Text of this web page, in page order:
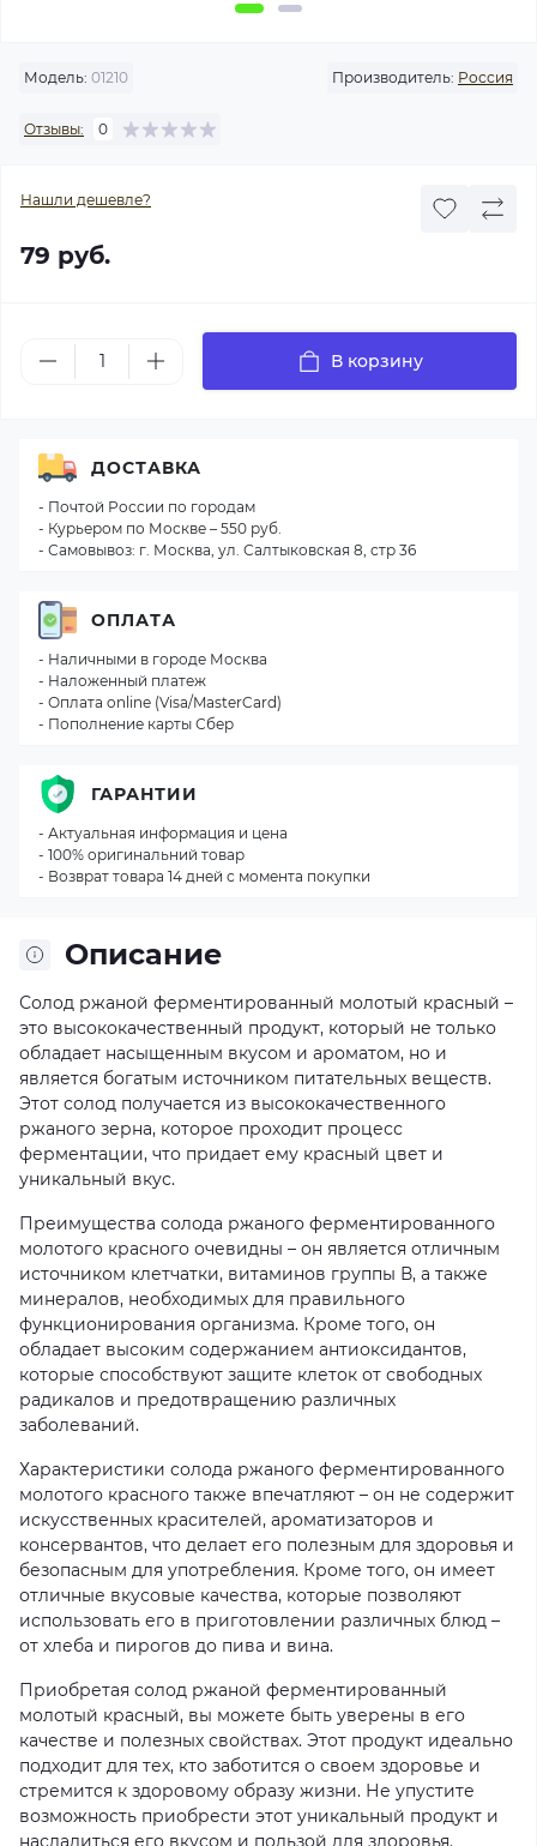
Модель: 01210 Производитель: Россия
Отзывы: 0
Нашли дешевле?
79 руб.
В корзину
Описание
Солод ржаной ферментированный молотый красный –
это высококачественный продукт, который не только
обладает насыщенным вкусом и ароматом, но и
является богатым источником питательных веществ.
Этот солод получается из высококачественного
ржаного зерна, которое проходит процесс
ферментации, что придает ему красный цвет и
уникальный вкус.
Преимущества солода ржаного ферментированного
молотого красного очевидны – он является отличным
источником клетчатки, витаминов группы В, а также
минералов, необходимых для правильного
функционирования организма. Кроме того, он
обладает высоким содержанием антиоксидантов,
которые способствуют защите клеток от свободных
радикалов и предотвращению различных
заболеваний.
Характеристики солода ржаного ферментированного
молотого красного также впечатляют – он не содержит
искусственных красителей, ароматизаторов и
консервантов, что делает его полезным для здоровья и
безопасным для употребления. Кроме того, он имеет
отличные вкусовые качества, которые позволяют
использовать его в приготовлении различных блюд –
от хлеба и пирогов до пива и вина.
Приобретая солод ржаной ферментированный
молотый красный, вы можете быть уверены в его
качестве и полезных свойствах. Этот продукт идеально
подходит для тех, кто заботится о своем здоровье и
стремится к здоровому образу жизни. Не упустите
возможность приобрести этот уникальный продукт и
насладиться его вкусом и пользой для здоровья.
ДОСТАВКА
- Почтой России по городам
- Курьером по Москве – 550 руб.
- Самовывоз: г. Москва, ул. Салтыковская 8, стр 36
ОПЛАТА
- Наличными в городе Москва
- Наложенный платеж
- Оплата online (Visa/MasterCard)
- Пополнение карты Сбер
ГАРАНТИИ
- Актуальная информация и цена
- 100% оригинальний товар
- Возврат товара 14 дней с момента покупки